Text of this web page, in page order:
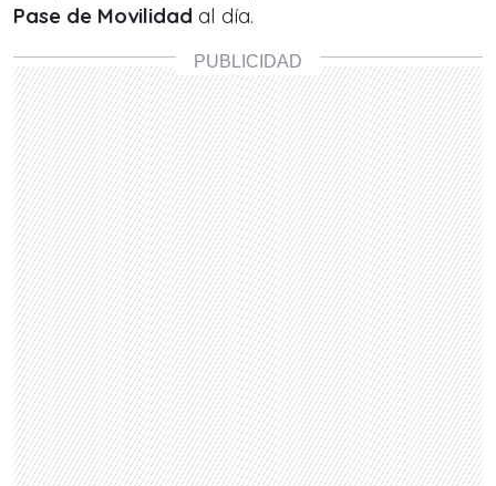
Pase de Movilidad al día.